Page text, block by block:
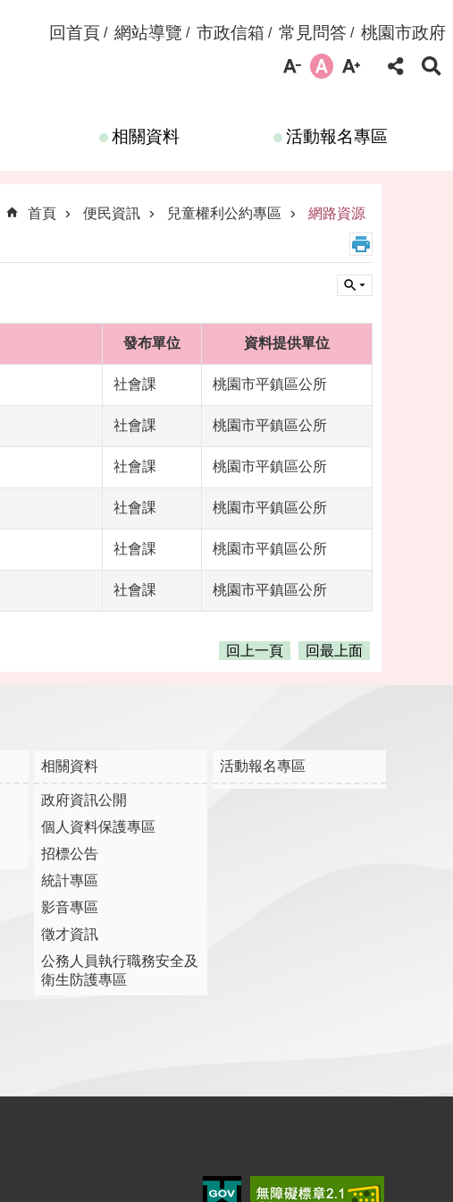
回首頁 網站導覽 市政信箱 常見問答 桃園市政府
相關資料 活動報名專區
首頁
便民資訊 兒童權利公約專區 網路資源
發布單位 資料提供單位
社會課 桃園市平鎮區公所
社會課 桃園市平鎮區公所
社會課 桃園市平鎮區公所
社會課 桃園市平鎮區公所
社會課 桃園市平鎮區公所
社會課 桃園市平鎮區公所
回上一頁 回最上面
相關資料
政府資訊公開
個人資料保護專區
招標公告
統計專區
影音專區
徵才資訊
公務人員執行職務安全及
衛生防護專區
活動報名專區